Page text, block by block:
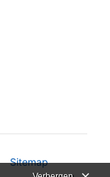
Sitemap